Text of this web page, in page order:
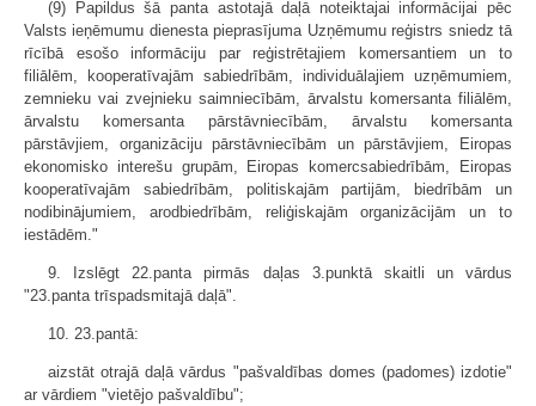
(9) Papildus šā panta astotajā daļā noteiktajai informācijai pēc
Valsts ieņēmumu dienesta pieprasījuma Uzņēmumu reģistrs sniedz tā
rīcībā esošo informāciju par reģistrētajiem komersantiem un to
filiālēm, kooperatīvajām sabiedrībām, individuālajiem uzņēmumiem,
zemnieku vai zvejnieku saimniecībām, ārvalstu komersanta filiālēm,
ārvalstu komersanta pārstāvniecībām, ārvalstu komersanta
pārstāvjiem, organizāciju pārstāvniecībām un pārstāvjiem, Eiropas
ekonomisko interešu grupām, Eiropas komercsabiedrībām, Eiropas
kooperatīvajām sabiedrībām, politiskajām partijām, biedrībām un
nodibinājumiem, arodbiedrībām, reliģiskajām organizācijām un to
iestādēm."
9. Izslēgt 22.panta pirmās daļas 3.punktā skaitli un vārdus
"23.panta trīspadsmitajā daļā".
10. 23.pantā:
aizstāt otrajā daļā vārdus "pašvaldības domes (padomes) izdotie"
ar vārdiem "vietējo pašvaldību";